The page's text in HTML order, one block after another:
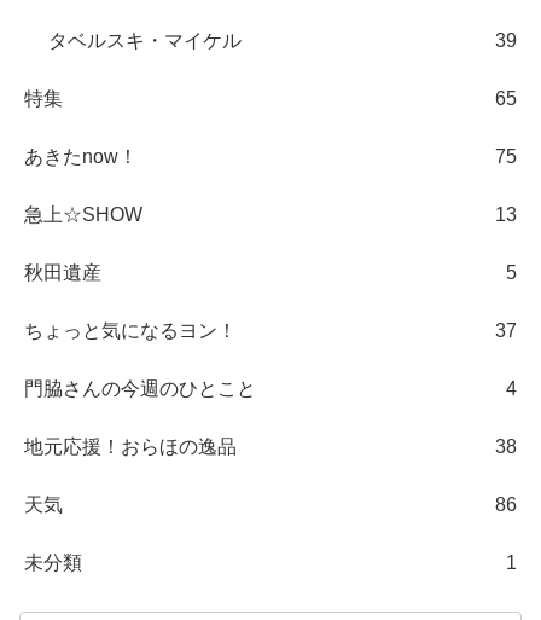
タベルスキ・マイケル 39
特集 65
あきたnow！ 75
急上☆SHOW 13
秋田遺産 5
ちょっと気になるヨン！ 37
門脇さんの今週のひとこと 4
地元応援！おらほの逸品 38
天気 86
未分類 1